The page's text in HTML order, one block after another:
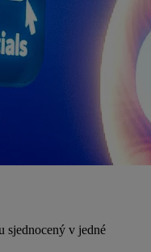
sjednocený v jedné